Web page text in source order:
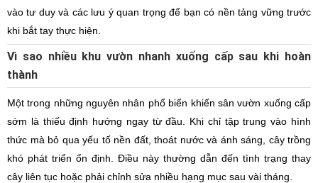
vào tư duy và các lưu ý quan trọng để bạn có nền tảng vững trước
khi bắt tay thực hiện.
Vì sao nhiều khu vườn nhanh xuống cấp sau khi hoàn
thành
Một trong những nguyên nhân phổ biến khiến sân vườn xuống cấp
sớm là thiếu định hướng ngay từ đầu. Khi chỉ tập trung vào hình
thức mà bỏ qua yếu tố nền đất, thoát nước và ánh sáng, cây trồng
khó phát triển ổn định. Điều này thường dẫn đến tình trạng thay
cây liên tục hoặc phải chỉnh sửa nhiều hạng mục sau vài tháng.